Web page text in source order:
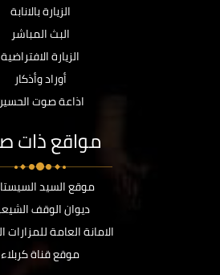
الزيارة بالانابة
البث المباشر
الزيارة الافتراضية
أوراد وأذكار
اذاعة صوت
مواقع ذات
موقع السيد
ديوان الوقف
الامانة العامة
موقع قناة كربلاء